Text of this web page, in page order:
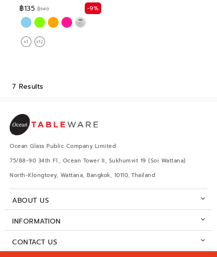
฿135 ฿149 -9%
7 Results
Ocean Glass Public Company Limited
75/88-90 34th Fl., Ocean Tower II, Sukhumvit 19 (Soi Wattana)
North-Klongtoey, Wattana, Bangkok, 10110, Thailand
ABOUT US
INFORMATION
CONTACT US